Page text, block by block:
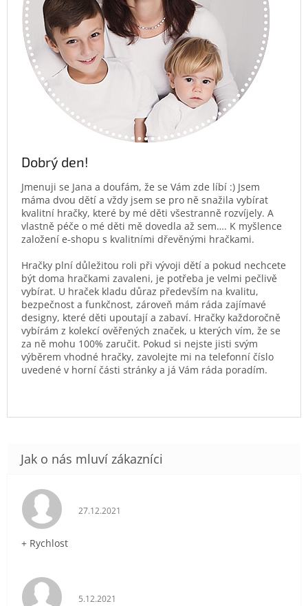
Dobrý den!
Jmenuji se Jana a doufám, že se Vám zde líbí :) Jsem
máma dvou dětí a vždy jsem se pro ně snažila vybírat
kvalitní hračky, které by mé děti všestranně rozvíjely. A
vlastně péče o mé děti mě dovedla až sem…. K myšlence
založení e-shopu s kvalitními dřevěnými hračkami.
Hračky plní důležitou roli při vývoji dětí a pokud nechcete
být doma hračkami zavaleni, je potřeba je velmi pečlivě
vybírat. U hraček kladu důraz především na kvalitu,
bezpečnost a funkčnost, zároveň mám ráda zajímavé
designy, které děti upoutají a zabaví. Hračky každoročně
vybírám z kolekcí ověřených značek, u kterých vím, že se
za ně mohu 100% zaručit. Pokud si nejste jisti svým
výběrem vhodné hračky, zavolejte mi na telefonní číslo
uvedené v horní části stránky a já Vám ráda poradím.
Hodnocení obchodu je 5 z 5 hvězdiček.
27.12.2021
+ Rychlost
Hodnocení obchodu je 5 z 5 hvězdiček.
5.12.2021